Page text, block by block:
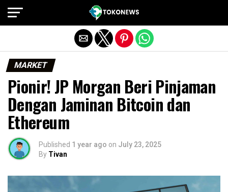
MARKET
Pionir! JP Morgan Beri Pinjaman
Dengan Jaminan Bitcoin dan
Ethereum
Published 1 year ago on July 23, 2025
By Tivan
Exit mobile version